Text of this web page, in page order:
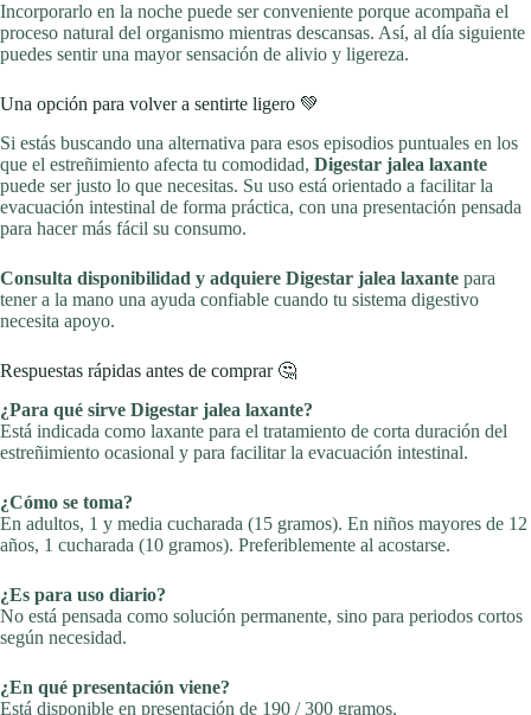
Incorporarlo en la noche puede ser conveniente porque acompaña el
proceso natural del organismo mientras descansas. Así, al día siguiente
puedes sentir una mayor sensación de alivio y ligereza.
Una opción para volver a sentirte ligero 💚
Si estás buscando una alternativa para esos episodios puntuales en los
que el estreñimiento afecta tu comodidad, Digestar jalea laxante
puede ser justo lo que necesitas. Su uso está orientado a facilitar la
evacuación intestinal de forma práctica, con una presentación pensada
para hacer más fácil su consumo.
Consulta disponibilidad y adquiere Digestar jalea laxante para
tener a la mano una ayuda confiable cuando tu sistema digestivo
necesita apoyo.
Respuestas rápidas antes de comprar 🤔
¿Para qué sirve Digestar jalea laxante?
Está indicada como laxante para el tratamiento de corta duración del
estreñimiento ocasional y para facilitar la evacuación intestinal.
¿Cómo se toma?
En adultos, 1 y media cucharada (15 gramos). En niños mayores de 12
años, 1 cucharada (10 gramos). Preferiblemente al acostarse.
¿Es para uso diario?
No está pensada como solución permanente, sino para periodos cortos
según necesidad.
¿En qué presentación viene?
Está disponible en presentación de 190 / 300 gramos.